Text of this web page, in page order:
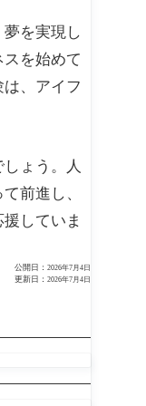
を実現し
を始めて
、アイフ
ょう。人
前進し、
していま
公開日： 2026年7月4日
更新日： 2026年7月4日